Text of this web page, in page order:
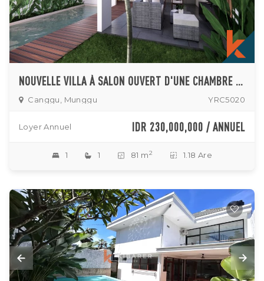
NOUVELLE VILLA À SALON OUVERT D'UNE CHAMBRE DE STYLE MODERNE SUR PLAN DANS LA RÉGION DE MUNGGU (DISPONIBLE EN AOÛT)
Canggu, Munggu YRC5020
Loyer Annuel IDR 230,000,000 / ANNUEL
1 1 81 m 2 1.18 Are